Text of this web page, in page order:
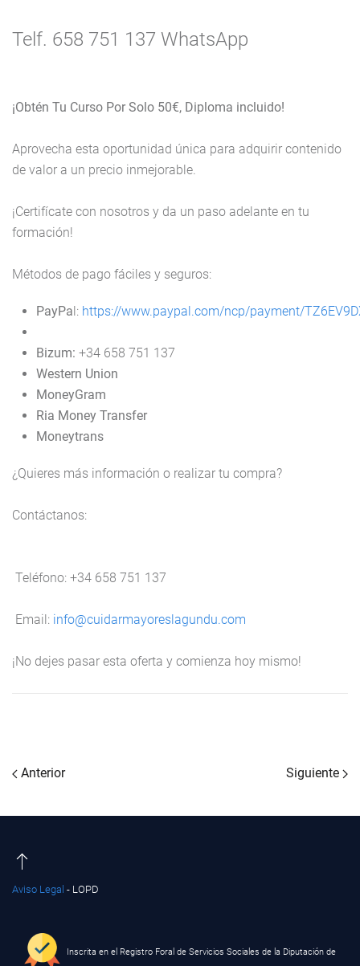
Telf. 658 751 137 WhatsApp
¡Obtén Tu Curso Por Solo 50€, Diploma incluido!
Aprovecha esta oportunidad única para adquirir contenido
de valor a un precio inmejorable.
¡Certifícate con nosotros y da un paso adelante en tu
formación!
Métodos de pago fáciles y seguros:
PayPal: https://www.paypal.com/ncp/payment/
Bizum: +34 658 751 137
Western Union
MoneyGram
Ria Money Transfer
Moneytrans
¿Quieres más información o realizar tu compra?
Contáctanos:
Teléfono: +34 658 751 137
Email: info@cuidarmayoreslagundu.com
¡No dejes pasar esta oferta y comienza hoy mismo!
Anterior Siguiente
Aviso Legal - LOPD
Inscrita en el Registro Foral de Servicios Sociales de la Diputación de